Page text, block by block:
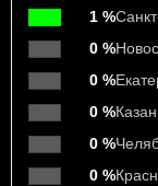
1 %
0 %
0 %
0 %
0 %
0 %